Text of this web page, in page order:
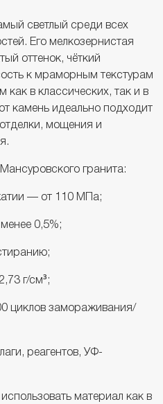
светлый среди всех
Его мелкозернистая
оттенок, чёткий
к мраморным текстурам
как в классических, так и в
камень идеально подходит
мощения и
гранита:
— от 110 МПа;
0,5%;
г/см³;
циклов замораживания/
реагентов, УФ-
материал как в